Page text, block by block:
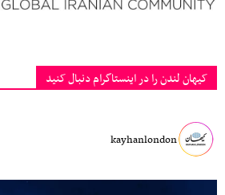
کیهان لندن را در اینستاگرام دنبال کنید
kayhanlondon